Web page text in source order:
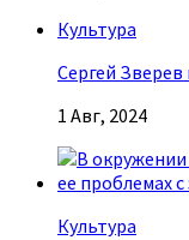
Культура
Сергей Зверев
1 Авг, 2024
Культура